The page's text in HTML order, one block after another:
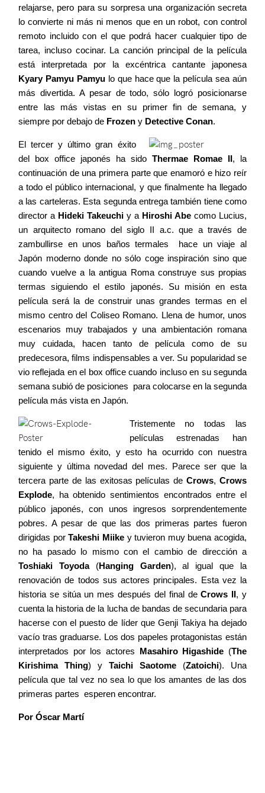
relajarse, pero para su sorpresa una organización secreta
lo convierte ni más ni menos que en un robot, con control
remoto incluido con el que podrá hacer cualquier tipo de
tarea, incluso cocinar. La canción principal de la película
está interpretada por la excéntrica cantante japonesa
Kyary Pamyu Pamyulo que hace que la película sea aún
más divertida. A pesar de todo, sólo logró posicionarse
entre las más vistas en su primer fin de semana, y
siempre por debajo de Frozen y Detective Conan.
El tercer y último gran éxito
del box office japonés ha sido Thermae Romae II, la
continuación de una primera parte que enamoró e hizo reír
a todo el público internacional, y que finalmente ha llegado
a las carteleras. Esta segunda entrega también tiene como
director a Hideki Takeuchi y a Hiroshi Abe como Lucius,
un arquitecto romano del siglo II a.c. que a través de
zambullirse en unos baños termales hace un viaje al
Japón moderno donde no sólo coge inspiración sino que
cuando vuelve a la antigua Roma construye sus propias
termas siguiendo el estilo japonés. Su misión en esta
película será la de construir unas grandes termas en el
mismo centro del Coliseo Romano. Llena de humor, unos
escenarios muy trabajados y una ambientación romana
muy cuidada, hacen tanto de película como de su
predecesora, films indispensables a ver. Su popularidad se
vio reflejada en el box office cuando incluso en su segunda
semana subió de posiciones para colocarse en la segunda
película más vista en Japón.
Tristemente no todas las
películas estrenadas han
tenido el mismo éxito, y esto ha ocurrido con nuestra
siguiente y última novedad del mes. Parece ser que la
tercera parte de las exitosas películas deCrows, Crows
Explode, ha obtenido sentimientos encontrados entre el
público japonés, con unos ingresos sorprendentemente
pobres. A pesar de que las dos primeras partes fueron
dirigidas porTakeshi Miikey tuvieron muy buena acogida,
no ha pasado lo mismo con el cambio de dirección a
Toshiaki Toyoda(Hanging Garden), al igual que la
renovación de todos sus actores principales. Esta vez la
historia se sitúa un mes después del final deCrows II, y
cuenta la historia de la lucha de bandas de secundaria para
hacerse con el puesto de líder que Genji Takiya ha dejado
vacío tras graduarse. Los dos papeles protagonistas están
interpretados por los actores Masahiro Higashide (The
Kirishima Thing) y Taichi Saotome (Zatoichi). Una
película que tal vez no sea lo que los amantes de las dos
primeras partes esperen encontrar.
Por Óscar Martí